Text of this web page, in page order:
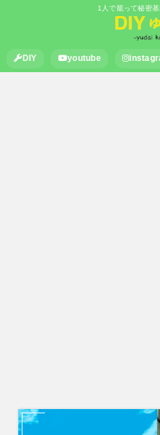
1人で籠って秘密基
DIY youtube